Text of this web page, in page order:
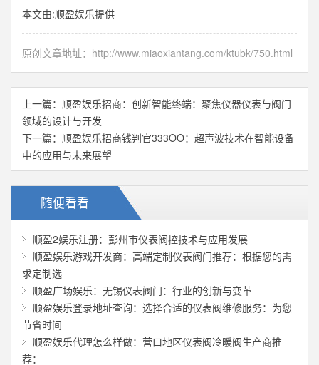
本文由:顺盈娱乐提供
原创文章地址： http://www.miaoxiantang.com/ktubk/750.html
上一篇： 顺盈娱乐招商：创新智能终端：聚焦仪器仪表与阀门
领域的设计与开发
下一篇： 顺盈娱乐招商钱判官333OO：超声波技术在智能设备
中的应用与未来展望
随便看看
顺盈2娱乐注册：彭州市仪表阀控技术与应用发展
顺盈娱乐游戏开发商：高端定制仪表阀门推荐：根据您的需
求定制选
顺盈广场娱乐：无锡仪表阀门：行业的创新与变革
顺盈娱乐登录地址查询：选择合适的仪表阀维修服务：为您
节省时间
顺盈娱乐代理怎么样做：营口地区仪表阀冷暖阀生产商推
荐：